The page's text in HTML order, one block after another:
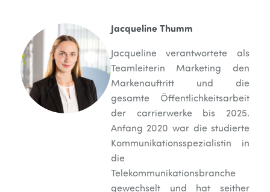
Jacqueline Thumm
Jacqueline verantwortete als
Teamleiterin Marketing den
Markenauftritt und die
gesamte Öffentlichkeitsarbeit
der carrierwerke bis 2025.
Anfang 2020 war die studierte
Kommunikationsspezialistin in
die
Telekommunikationsbranche
gewechselt und hat seither